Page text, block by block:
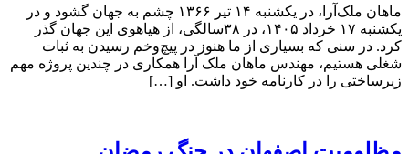
ماهان ملک‌آرا، در یکشنبه ۱۴ تیر ۱۳۶۶ چشم به جهان گشود و در
یکشنبه ۱۷ خرداد ۱۴۰۵، در ۳۸سالگی، از هیاهوی این جهان گذر
کرد. در سنی که بسیاری از ما هنوز در پیچ‌وخم رسیدن به ثبات
شغلی هستیم، مهندس ماهان ملک آرا همکاری در چندین پروژه مهم
زیرساختی را در کارنامه خود داشت. او […]